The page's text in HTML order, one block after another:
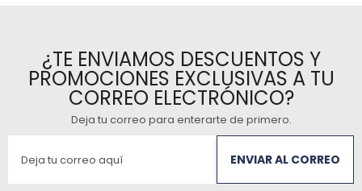
¿TE ENVIAMOS DESCUENTOS Y
PROMOCIONES EXCLUSIVAS A TU
CORREO ELECTRÓNICO?
Deja tu correo para enterarte de primero.
ENVIAR AL CORREO